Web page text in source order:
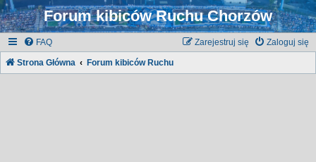
Forum kibiców Ruchu Chorzów
FAQ Zaloguj się
Zarejestruj się
Strona Główna Forum kibiców Ruchu